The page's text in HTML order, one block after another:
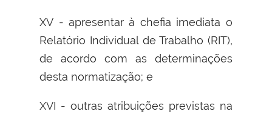
XV - apresentar à chefia imediata o
Relatório Individual de Trabalho (RIT),
de acordo com as determinações
desta normatização; e
XVI - outras atribuições previstas na